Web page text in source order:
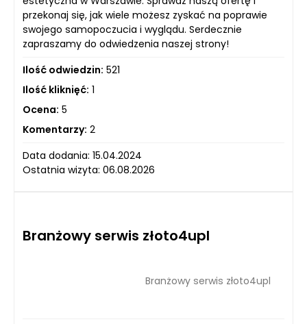
przekonaj się, jak wiele możesz zyskać na poprawie
swojego samopoczucia i wyglądu. Serdecznie
zapraszamy do odwiedzenia naszej strony!
Ilość odwiedzin: 521
Ilość kliknięć: 1
Ocena: 5
Komentarzy: 2
Data dodania: 15.04.2024
Ostatnia wizyta: 06.08.2026
Branżowy serwis złoto4upl
Branżowy serwis złoto4upl